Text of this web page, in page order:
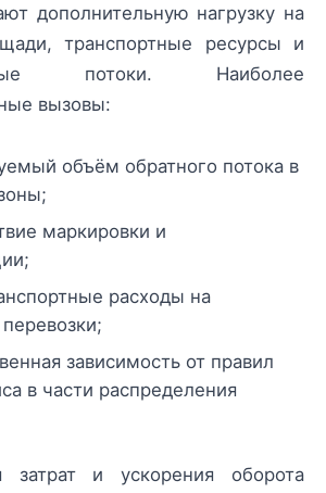
дополнительную нагрузку на
транспортные ресурсы и
потоки. Наиболее
вызовы:
объём обратного потока в
маркировки и
расходы на
зависимость от правил
в части распределения
и ускорения оборота